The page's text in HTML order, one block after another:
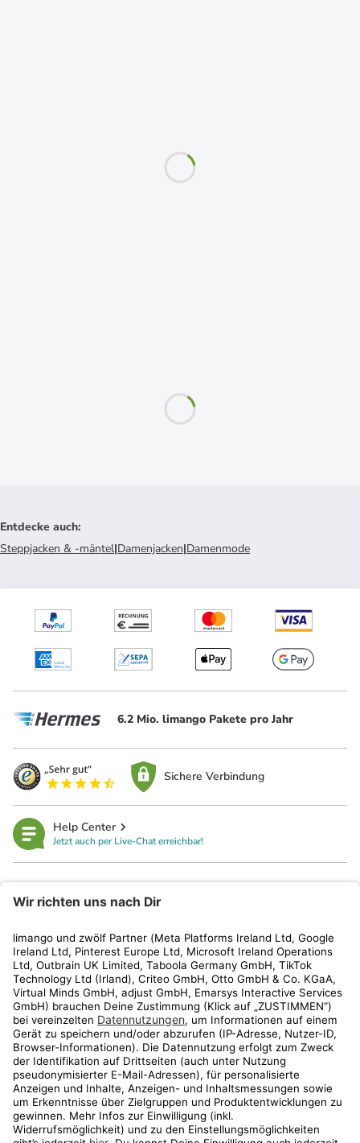
Entdecke auch:
Steppjacken & -mäntel|Damenjacken|Damenmode
6.2 Mio. limango Pakete pro Jahr
Sichere Verbindung
Help Center
Jetzt auch per Live-Chat erreichbar!
Kundenservice
Shop
Aktionen
Travel